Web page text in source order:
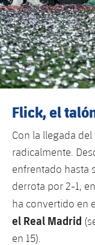
Flick, el
Con la llegada
radicalmente.
enfrentado hasta
derrota por 2-1,
ha convertido en
el Real Madrid
en 15).